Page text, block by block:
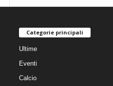
Categorie principali
Ultime
Eventi
Calcio